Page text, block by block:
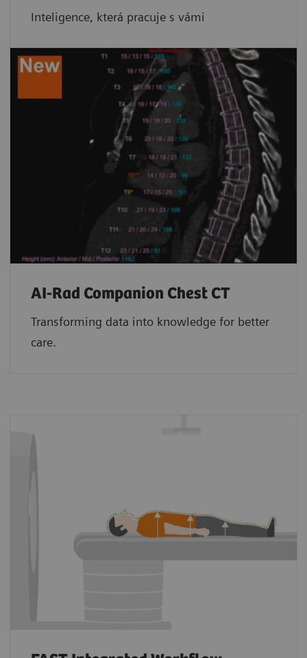
Inteligence, která pracuje s vámi
AI-Rad Companion Chest CT
Transforming data into knowledge for better
care.